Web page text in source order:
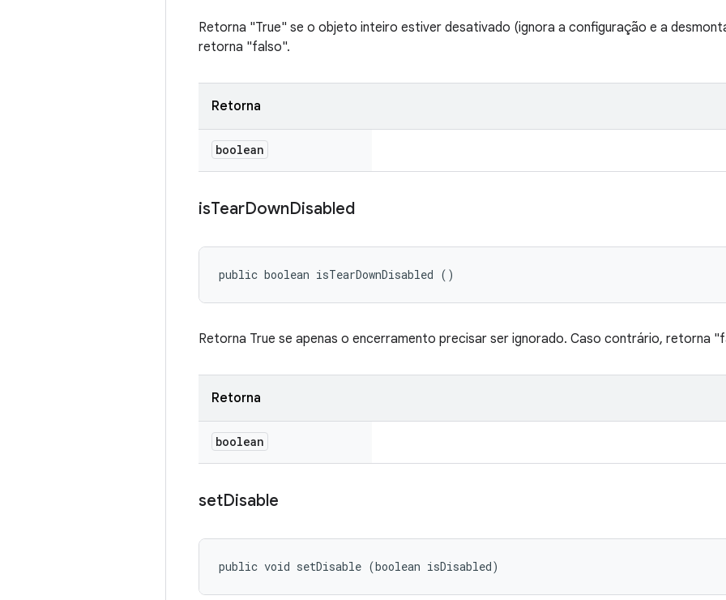
Retorna "True" se o objeto inteiro estiver desativado (ignora a configuração e a
retorna "falso".
Retorna
boolean
isTearDownDisabled
public boolean isTearDownDisabled ()
Retorna True se apenas o encerramento precisar ser ignorado. Caso contrário, retorna
Retorna
boolean
setDisable
public void setDisable (boolean isDisabled)